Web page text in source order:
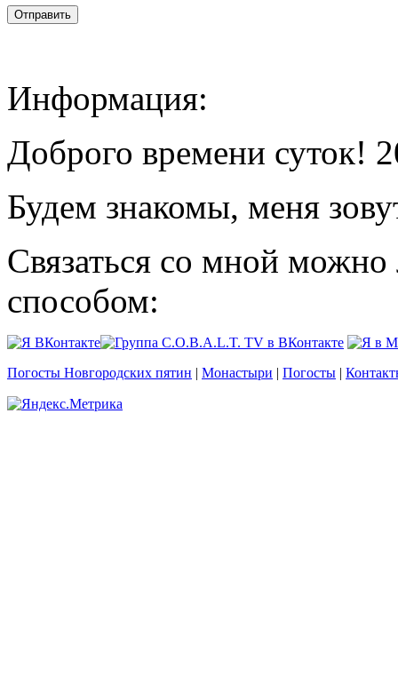
Информация:
Доброго времени суток!
Будем знакомы, меня
Связаться со мной
способом:
Погосты Новгородских пятин | Монастыри | Погосты |